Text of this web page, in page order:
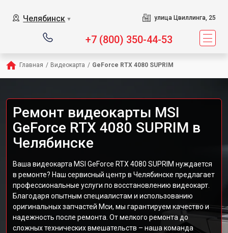
Челябинск ▼ улица Цвиллинга, 25
+7 (800) 350-44-53
Главная / Видеокарта / GeForce RTX 4080 SUPRIM
Ремонт видеокарты MSI
GeForce RTX 4080 SUPRIM в
Челябинске
Ваша видеокарта MSI GeForce RTX 4080 SUPRIM нуждается
в ремонте? Наш сервисный центр в Челябинске предлагает
профессиональные услуги по восстановлению видеокарт.
Благодаря опытным специалистам и использованию
оригинальных запчастей Мси, мы гарантируем качество и
надежность после ремонта. От мелкого ремонта до
сложных технических вмешательств – наша команда